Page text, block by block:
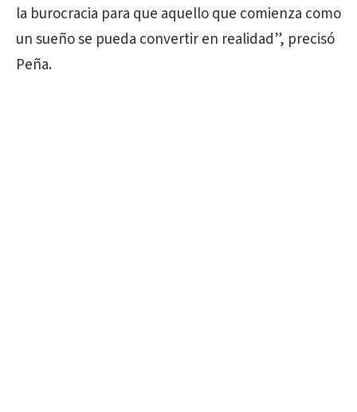
la burocracia para que aquello que comienza como
un sueño se pueda convertir en realidad”, precisó
Peña.